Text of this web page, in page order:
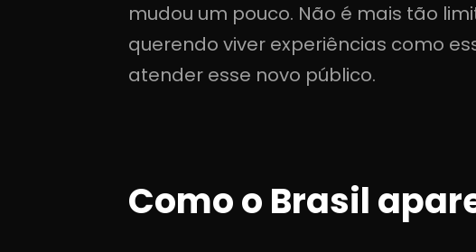
mudou um pouco. Não é mais tão
querendo viver experiências como
atender esse novo público.
Como o Brasil